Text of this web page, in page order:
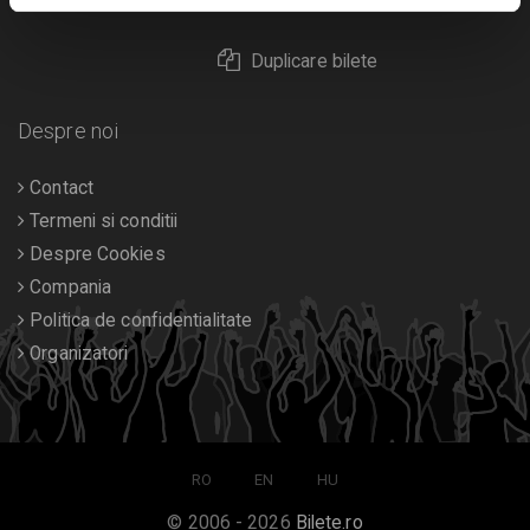
Duplicare bilete
Despre noi
Contact
Termeni si conditii
Despre Cookies
Compania
Politica de confidentialitate
Organizatori
RO EN HU
© 2006 - 2026 Bilete.ro